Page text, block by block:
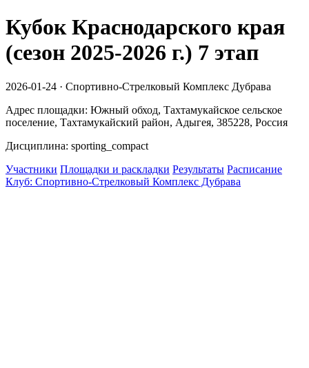
Кубок Краснодарского края
(сезон 2025-2026 г.) 7 этап
2026-01-24 · Спортивно-Стрелковый Комплекс Дубрава
Адрес площадки: Южный обход, Тахтамукайское сельское
поселение, Тахтамукайский район, Адыгея, 385228, Россия
Дисциплина: sporting_compact
Участники Площадки и раскладки Результаты Расписание
Клуб: Спортивно-Стрелковый Комплекс Дубрава